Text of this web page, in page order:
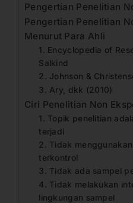
Pengertian Penelitian
Pengertian Penelitian
Menurut Para Ahli
1. Encyclopedia of
Salkind
2. Johnson &
3. Ary, dkk (2010)
Ciri Penelitian Non
1. Topik penelitian
terjadi
2. Tidak
terkontrol
3. Tidak ada sampel
4. Tidak melakukan
lingkungan sampel